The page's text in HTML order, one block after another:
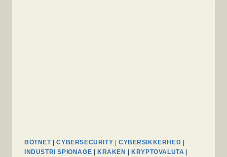
BOTNET|CYBERSECURITY | CYBERSIKKERHED |
INDUSTRI SPIONAGE | KRAKEN |KRYPTOVALUTA |